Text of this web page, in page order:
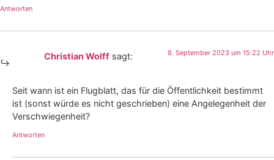
Antworten
Christian Wolff sagt: 8. September 2023 um 15:22 Uhr
Seit wann ist ein Flugblatt, das für die Öffentlichkeit bestimmt
ist (sonst würde es nicht geschrieben) eine Angelegenheit der
Verschwiegenheit?
Antworten